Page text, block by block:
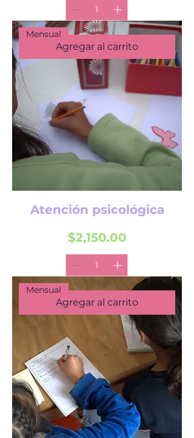
Agregar al carrito
Mensual
Atención psicológica
Precio
$2,150.00
Agregar al carrito
Mensual